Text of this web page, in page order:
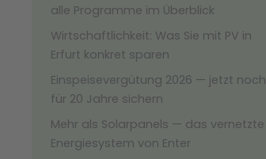
alle Programme im Überblick
Wirtschaftlichkeit: Was Sie mit PV in
Erfurt konkret sparen
Einspeisevergütung 2026 — jetzt noch
für 20 Jahre sichern
Mehr als Solarpanels — das vernetzte
Energiesystem von Enter